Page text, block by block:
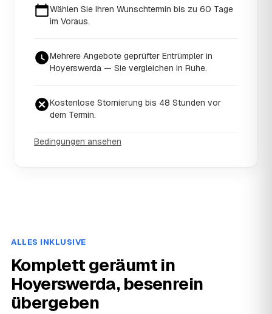
Wählen Sie Ihren Wunschtermin bis zu 60 Tage
im Voraus.
Mehrere Angebote geprüfter Entrümpler in
Hoyerswerda — Sie vergleichen in Ruhe.
Kostenlose Stornierung bis 48 Stunden vor
dem Termin.
Bedingungen ansehen
ALLES INKLUSIVE
Komplett geräumt in
Hoyerswerda, besenrein
übergeben